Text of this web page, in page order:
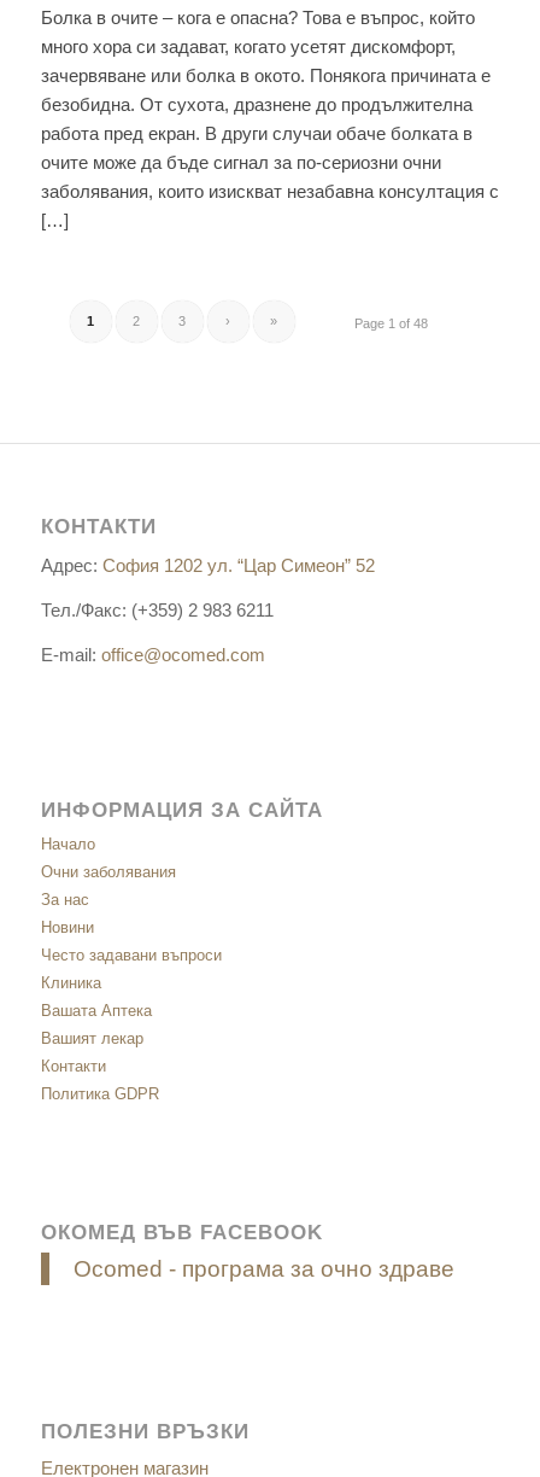
Болка в очите – кога е опасна? Това е въпрос, който
много хора си задават, когато усетят дискомфорт,
зачервяване или болка в окото. Понякога причината е
безобидна. От сухота, дразнене до продължителна
работа пред екран. В други случаи обаче болката в
очите може да бъде сигнал за по-сериозни очни
заболявания, които изискват незабавна консултация с
[…]
Page 1 of 48
1 2 3 › »
КОНТАКТИ
Адрес: София 1202 ул. “Цар Симеон” 52
Тел./Факс: (+359) 2 983 6211
E-mail: office@ocomed.com
ИНФОРМАЦИЯ ЗА САЙТА
Начало
Очни заболявания
За нас
Новини
Често задавани въпроси
Клиника
Вашата Аптека
Вашият лекар
Контакти
Политика GDPR
ОКОМЕД ВЪВ FACEBOOK
Ocomed - програма за очно здраве
ПОЛЕЗНИ ВРЪЗКИ
Електронен магазин